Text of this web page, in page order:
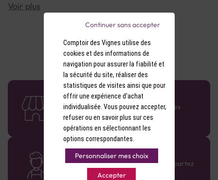
boisé évolué. Les plus grands amateurs lui vouent
une admiration incomparable... La qualité Laubade,
Voir plus
58 caves en France
Retrouvez le réseau Comptoir des Vignes
partout en France !
Des cavistes à votre écoute
Bénéficiez de conseils sur-mesure et repartez
avec le sourire :)
Comptoir des Vignes utilise des
cookies et des informations de
navigation pour assurer la fiabilité et
la sécurité du site, réaliser des
statistiques de visites ainsi que pour
offrir une expérience d'achat
individualisée. Vous pouvez accepter,
refuser ou en savoir plus sur ces
opérations en sélectionnant les
options correspondantes.
Personnaliser mes choix
Accepter
Continuer sans accepter